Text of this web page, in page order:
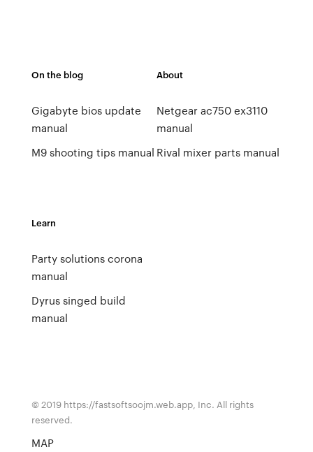
On the blog
Gigabyte bios update
manual
M9 shooting tips manual
About
Netgear ac750 ex3110
manual
Rival mixer parts manual
Learn
Party solutions corona
manual
Dyrus singed build
manual
© 2019 https://fastsoftsoojm.web.app, Inc. All rights
reserved.
MAP